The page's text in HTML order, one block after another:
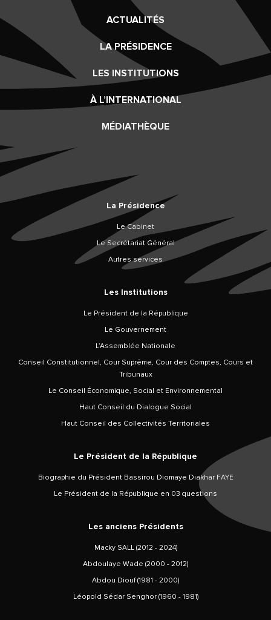
ACTUALITÉS
LA PRÉSIDENCE
LES INSTITUTIONS
À L’INTERNATIONAL
MÉDIATHÈQUE
La Présidence
Le Cabinet
Le Secrétariat Général
Autres services
Les Institutions
Le Président de la République
Le Gouvernement
L’Assemblée Nationale
Conseil Constitutionnel, Cour Suprême, Cour des Comptes, Cours et
Tribunaux
Le Conseil Économique, Social et Environnemental
Haut Conseil du Dialogue Social
Haut Conseil des Collectivités Territoriales
Le Président de la République
Biographie du Président Bassirou Diomaye Diakhar FAYE
Le Président de la République en 03 questions
Les anciens Présidents
Macky SALL (2012 - 2024)
Abdoulaye Wade (2000 - 2012)
Abdou Diouf (1981 - 2000)
Léopold Sédar Senghor (1960 - 1981)